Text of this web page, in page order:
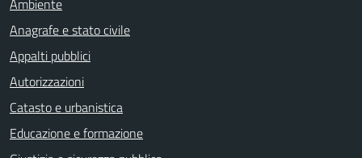
Ambiente
Anagrafe e stato civile
Appalti pubblici
Autorizzazioni
Catasto e urbanistica
Educazione e formazione